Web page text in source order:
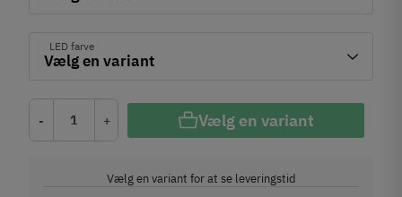
LED farve
- + Vælg en variant
Vælg en variant for at se leveringstid